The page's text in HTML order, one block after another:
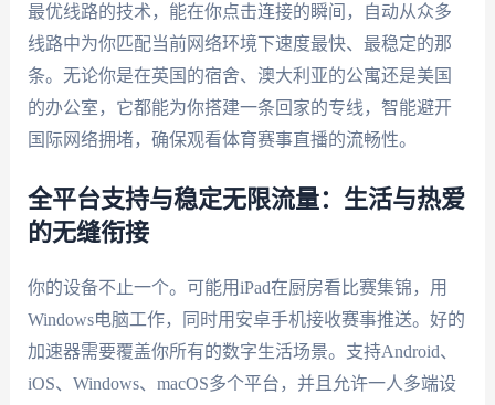
最优线路的技术，能在你点击连接的瞬间，自动从众多
线路中为你匹配当前网络环境下速度最快、最稳定的那
条。无论你是在英国的宿舍、澳大利亚的公寓还是美国
的办公室，它都能为你搭建一条回家的专线，智能避开
国际网络拥堵，确保观看体育赛事直播的流畅性。
全平台支持与稳定无限流量：生活与热爱
的无缝衔接
你的设备不止一个。可能用iPad在厨房看比赛集锦，用
Windows电脑工作，同时用安卓手机接收赛事推送。好的
加速器需要覆盖你所有的数字生活场景。支持Android、
iOS、Windows、macOS多个平台，并且允许一人多端设